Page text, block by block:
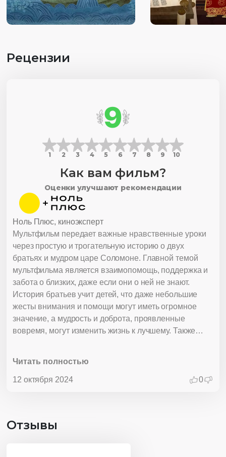
Рецензии
9
1 2 3 4 5 6 7 8 9 10
Как вам фильм?
Оценки улучшают рекомендации
Мультфильм передает важные нравственные уроки
через простую и трогательную историю о двух
братьях и мудром царе Соломоне. Главной темой
мультфильма является взаимопомощь, поддержка и
забота о близких, даже если они о ней не знают.
История братьев учит детей, что даже небольшие
жесты внимания и помощи могут иметь огромное
значение, а мудрость и доброта, проявленные
вовремя, могут изменить жизнь к лучшему. Также
контекст для погружения в историческое и культурное
наследие этого народа.
Читать полностью
12 октября 2024 0
Ноль Плюс, киноэксперт
Отзывы